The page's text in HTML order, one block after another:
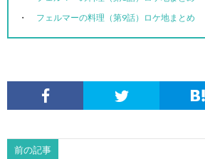
フェルマーの料理（第9話）ロケ地まとめ
前の記事